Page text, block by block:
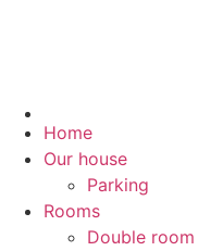
Home
Our house
Parking
Rooms
Double room